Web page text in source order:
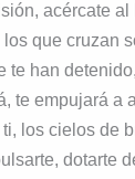
acércate al
que cruzan
te han
te empujará a
los cielos de
dotarte